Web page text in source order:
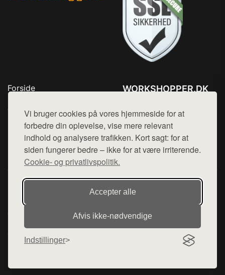
Vi bruger cookies på vores hjemmeside for at
forbedre din oplevelse, vise mere relevant
indhold og analysere trafikken. Kort sagt: for at
siden fungerer bedre – ikke for at være irriterende.
Cookie- og privatlivspolitik.
Accepter alle
Afvis ikke‑nødvendige
Indstillinger
Forside
Top Rabatter
Kontakt
WORKSHOPPER.DK
Mail: hej@want.dk
Cookie- og privatlivspolitik
Denne side er en del af want.dk, der udgiver en række
hjemmesider med præsentation af forskellige produkter fra
diverse webshops. Der sælges ikke varer fra denne side - vi
henviser til de shops, som sælger varen. Vi har heller ikke
varerne på lager.